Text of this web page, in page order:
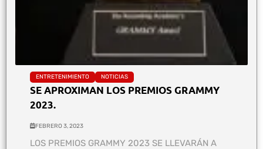
ENTRETENIMIENTO NOTICIAS
SE APROXIMAN LOS PREMIOS GRAMMY
2023.
FEBRERO 3, 2023
LOS PREMIOS GRAMMY 2023 SE LLEVARÁN A